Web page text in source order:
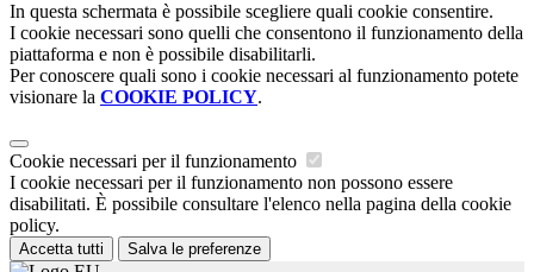
In questa schermata è possibile scegliere quali cookie consentire.
I cookie necessari sono quelli che consentono il funzionamento della
piattaforma e non è possibile disabilitarli.
Per conoscere quali sono i cookie necessari al funzionamento potete
visionare la COOKIE POLICY.
Cookie necessari per il funzionamento
I cookie necessari per il funzionamento non possono essere
disabilitati. È possibile consultare l'elenco nella pagina della cookie
policy.
Accetta tutti Salva le preferenze